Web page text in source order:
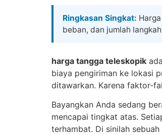
Ringkasan Singkat:
beban, dan jumlah
harga tangga teleskopik
biaya pengiriman ke lokasi
ditawarkan. Karena
Bayangkan Anda sedang
mencapai tingkat atas.
terhambat. Di sinilah